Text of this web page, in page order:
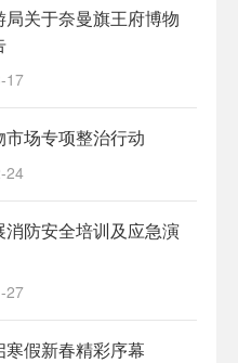
关于奈曼旗王府博物
17
场专项整治行动
24
防安全培训及应急演
27
假新春精彩序幕